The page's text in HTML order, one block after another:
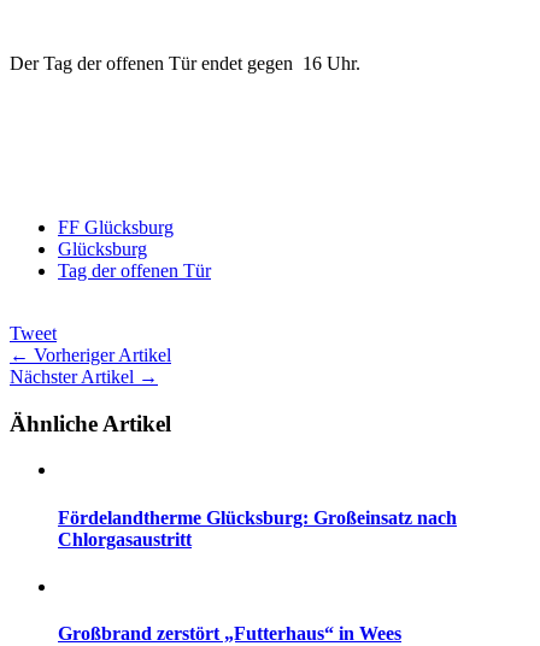
Der Tag der offenen Tür endet gegen 16 Uhr.
FF Glücksburg
Glücksburg
Tag der offenen Tür
Tweet
← Vorheriger Artikel
Nächster Artikel →
Ähnliche Artikel
Fördelandtherme Glücksburg: Großeinsatz nach
Chlorgasaustritt
Großbrand zerstört „Futterhaus“ in Wees